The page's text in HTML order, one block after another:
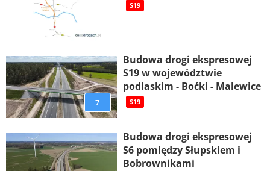
S19
7
Budowa drogi ekspresowej
S19 w województwie
podlaskim - Boćki - Malewice
S19
Budowa drogi ekspresowej
S6 pomiędzy Słupskiem i
Bobrownikami